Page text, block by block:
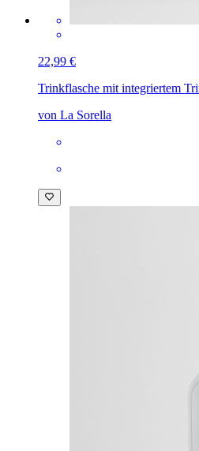
22,99 €
Trinkflasche mit integriertem
von La Sorella